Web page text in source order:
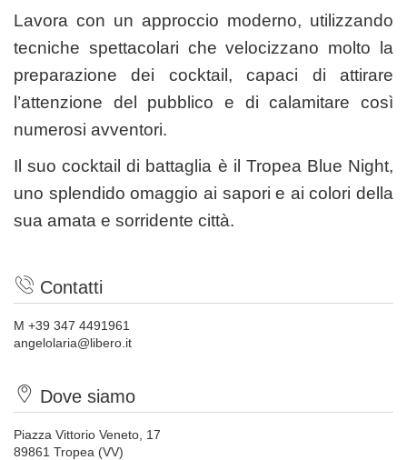
Lavora con un approccio moderno, utilizzando
tecniche spettacolari che velocizzano molto la
preparazione dei cocktail, capaci di attirare
l’attenzione del pubblico e di calamitare così
numerosi avventori.
Il suo cocktail di battaglia è il Tropea Blue Night,
uno splendido omaggio ai sapori e ai colori della
sua amata e sorridente città.
Contatti
M +39 347 4491961
angelolaria@libero.it
Dove siamo
Piazza Vittorio Veneto, 17
89861 Tropea (VV)